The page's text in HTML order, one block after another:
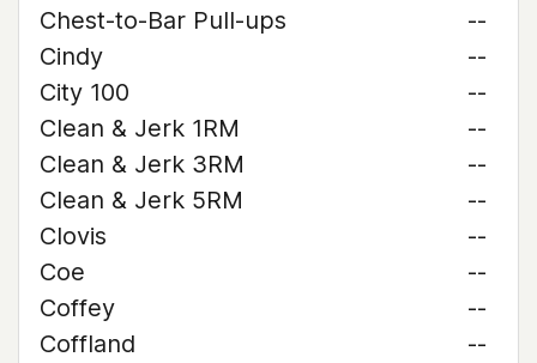
Chest-to-Bar Pull-ups
--
Cindy
--
City 100
--
Clean & Jerk 1RM
--
Clean & Jerk 3RM
--
Clean & Jerk 5RM
--
Clovis
--
Coe
--
Coffey
--
Coffland
--